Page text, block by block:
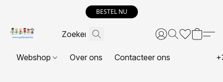
BESTEL NU
Webshop Over ons Contacteer ons